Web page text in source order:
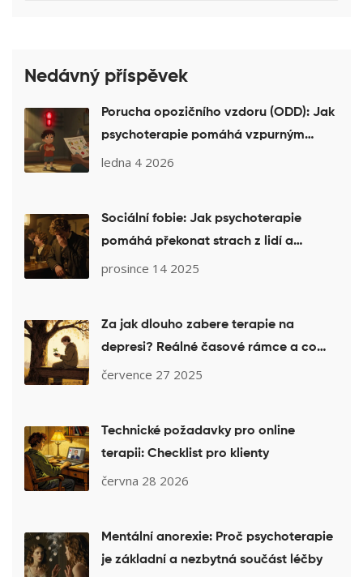
Nedávný příspěvek
Porucha opozičního vzdoru (ODD): Jak
psychoterapie pomáhá vzpurným
dětem
ledna 4 2026
Sociální fobie: Jak psychoterapie
pomáhá překonat strach z lidí a
sociálních situací
prosince 14 2025
Za jak dlouho zabere terapie na
depresi? Reálné časové rámce a co
očekávat
července 27 2025
Technické požadavky pro online
terapii: Checklist pro klienty
června 28 2026
Mentální anorexie: Proč psychoterapie
je základní a nezbytná součást léčby